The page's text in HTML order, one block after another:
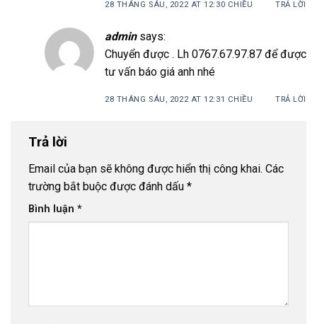
28 THÁNG SÁU, 2022 AT 12:30 CHIỀU TRẢ LỜI
admin says:
Chuyển được . Lh 0767.67.97.87 để được
tư vấn báo giá anh nhé
28 THÁNG SÁU, 2022 AT 12:31 CHIỀU TRẢ LỜI
Trả lời
Email của bạn sẽ không được hiển thị công khai. Các
trường bắt buộc được đánh dấu *
Bình luận *